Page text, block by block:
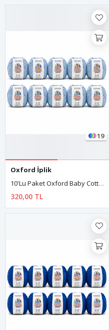
19
Oxford İplik
10'lu Paket Oxford Baby Cotton Amigurumi Punch 50gr/150m No:100 Bebe Mavi
320,00 TL